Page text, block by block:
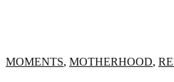
MOMENTS, MOTHERHOOD,